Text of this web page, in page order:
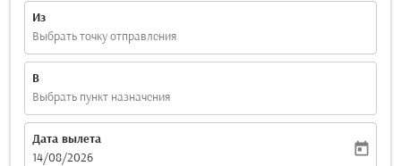
Из
Выбрать точку отправления
В
Выбрать пункт назначения
Дата вылета
fc-booking-departure-date-aria-label
14/08/2026
today